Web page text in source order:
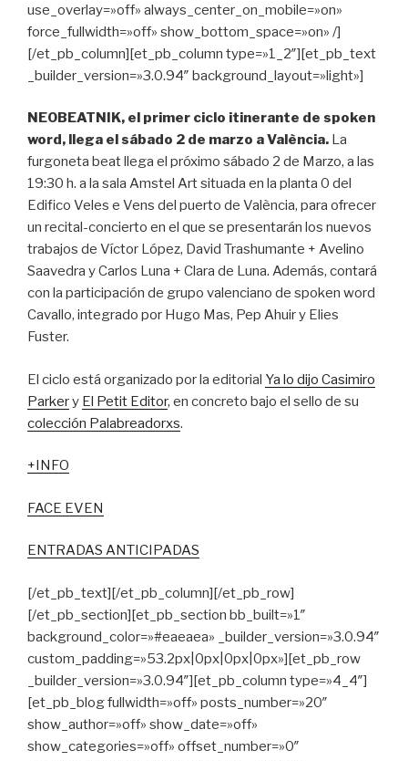
use_overlay=»off» always_center_on_mobile=»on»
force_fullwidth=»off» show_bottom_space=»on» /]
[/et_pb_column][et_pb_column type=»1_2″][et_pb_text
_builder_version=»3.0.94″ background_layout=»light»]
NEOBEATNIK, el primer ciclo itinerante de spoken
word, llega el sábado 2 de marzo a València. La
furgoneta beat llega el próximo sábado 2 de Marzo, a las
19:30 h. a la sala Amstel Art situada en la planta 0 del
Edifico Veles e Vens del puerto de València, para ofrecer
un recital-concierto en el que se presentarán los nuevos
trabajos de Víctor López, David Trashumante + Avelino
Saavedra y Carlos Luna + Clara de Luna. Además, contará
con la participación de grupo valenciano de spoken word
Cavallo, integrado por Hugo Mas, Pep Ahuir y Elies
Fuster.
El ciclo está organizado por la editorial Ya lo dijo Casimiro
Parkery El Petit Editor, en concreto bajo el sello de su
colección Palabreadorxs.
+INFO
FACE EVEN
ENTRADAS ANTICIPADAS
[/et_pb_text][/et_pb_column][/et_pb_row]
[/et_pb_section][et_pb_section bb_built=»1″
background_color=»#eaeaea» _builder_version=»3.0.94″
custom_padding=»53.2px|0px|0px|0px»][et_pb_row
_builder_version=»3.0.94″][et_pb_column type=»4_4″]
[et_pb_blog fullwidth=»off» posts_number=»20″
show_author=»off» show_date=»off»
show_categories=»off» offset_number=»0″